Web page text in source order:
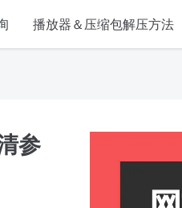
播放器＆压缩包解压方法
参